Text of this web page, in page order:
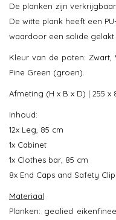
De planken zijn
De witte plank heeft een
waardoor een solide
Kleur van de poten: Zwart,
Pine Green (groen).
Afmeting (H x B x D) | 255 x
Inhoud:
12x Leg, 85 cm
1x Cabinet
1x Clothes bar, 85 cm
8x End Caps and Safety
Materiaal
Planken: geolied